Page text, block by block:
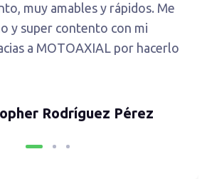
muy amables y rápidos. Me
y super contento con mi
a MOTOAXIAL por hacerlo
Rodríguez Pérez